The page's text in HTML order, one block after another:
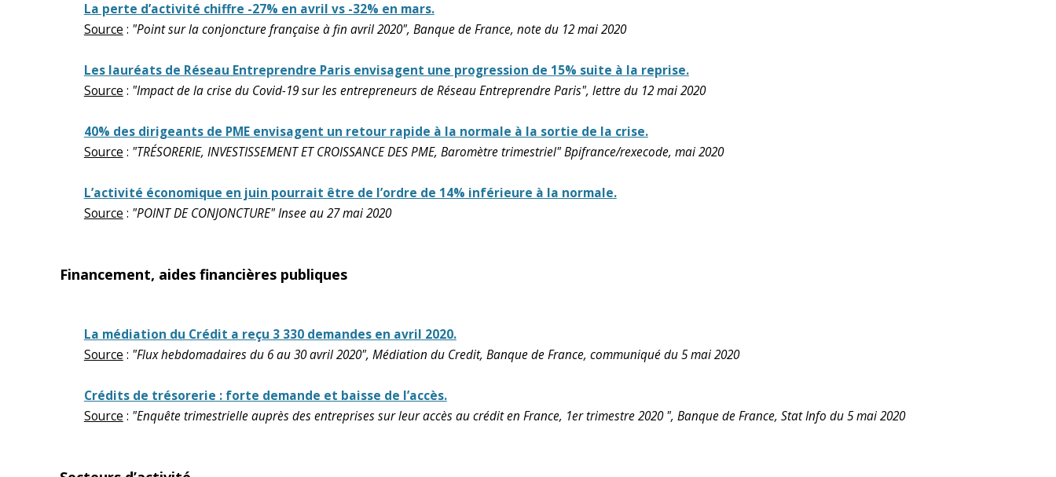
La perte d’activité chiffre -27% en avril vs -32% en mars.
Source : "Point sur la conjoncture française à fin avril 2020", Banque de France, note du 12 mai 2020
Les lauréats de Réseau Entreprendre Paris envisagent une progression de 15% suite à la reprise.
Source : "Impact de la crise du Covid-19 sur les entrepreneurs de Réseau Entreprendre Paris", lettre du 12 mai 2020
40% des dirigeants de PME envisagent un retour rapide à la normale à la sortie de la crise.
Source : "TRÉSORERIE, INVESTISSEMENT ET CROISSANCE DES PME, Baromètre trimestriel" Bpifrance/rexecode, mai 2020
L’activité économique en juin pourrait être de l’ordre de 14% inférieure à la normale.
Source : "POINT DE CONJONCTURE" Insee au 27 mai 2020
Financement, aides financières publiques
La médiation du Crédit a reçu 3 330 demandes en avril 2020.
Source : "Flux hebdomadaires du 6 au 30 avril 2020", Médiation du Credit, Banque de France, communiqué du 5 mai 2020
Crédits de trésorerie : forte demande et baisse de l’accès.
Source : "Enquête trimestrielle auprès des entreprises sur leur accès au crédit en France, 1er trimestre 2020 ", Banque de France, Stat Info du 5 mai 2020